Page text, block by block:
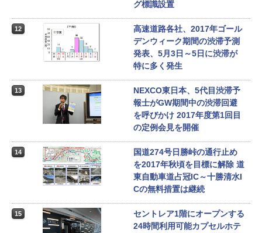
グ標識設置
12
高速道路各社、2017年ゴール
デンウィーク期間の渋滞予測
発表、5月3日～5日に渋滞が
特に多く発生
13
NEXCO東日本、5代目渋滞予
報士がGW期間中の渋滞回避
を呼びかけ 2017年度第1回目
の定例会見を開催
14
国道274号日勝峠の通行止め
を2017年秋頃を目標に解除 道
東自動車道占冠IC～十勝清水I
Cの無料措置は継続
15
セントレア1階にオープンする
24時間利用可能カプセルホテ